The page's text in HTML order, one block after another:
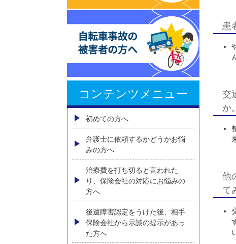
コンテンツメニュー
初めての方へ
弁護士に依頼するかどうかお悩
みの方へ